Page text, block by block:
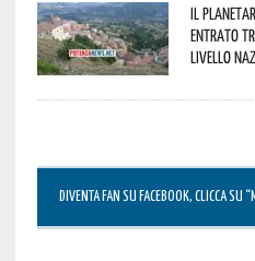
Il
entrato
livello
DIVENTA FAN SU FACEBOOK, CLICCA SU